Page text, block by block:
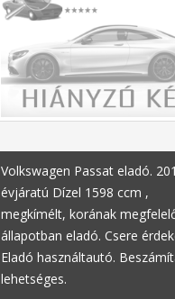
Volkswagen Passat eladó.
évjáratú Dízel 1598 ccm ,
megkímélt, korának
állapotban eladó. Csere
Eladó használtautó.
lehetséges.